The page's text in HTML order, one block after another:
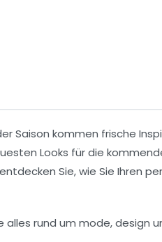
Saison kommen frische
Looks für die
Sie, wie Sie Ihren